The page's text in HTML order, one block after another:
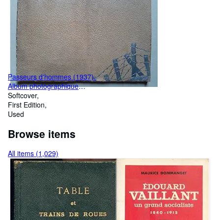
Passeurs d'hommes (1937).
Album photographique
promotionnel du film de Rene
Jayet. Cine Selection / Sobel
Film
Softcover
First Edition
Used
Browse items
All items (1,029)